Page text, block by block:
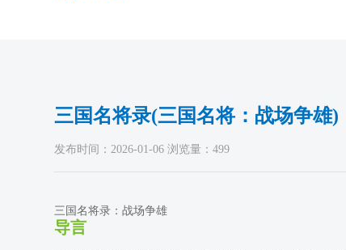
三国名将录(三国名将：战场争雄)
发布时间：2026-01-06 浏览量：499
三国名将录：战场争雄
导言